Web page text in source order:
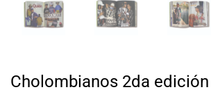
Cholombianos 2da edición